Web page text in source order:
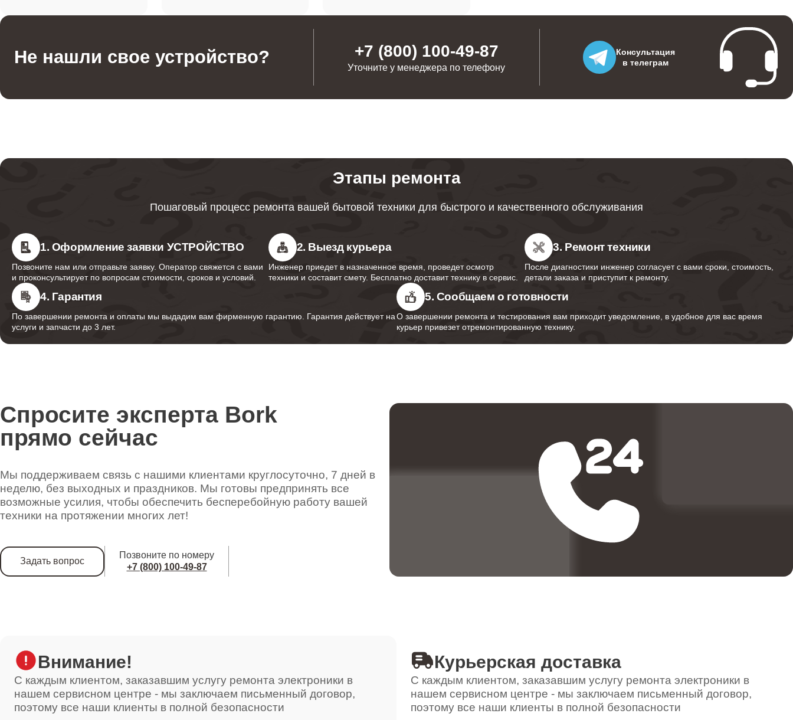
от 60 минут
Ремонт дренажного клапана
от 80 минут
600
Ремонт кофемолки
от 60 минут
500
Ремонт гидросистемы
580
Ремонт ЦЗУ
Декальцинация
Ремонт ТЭНа
от 70 минут
590
Ремонт платы управления
от 120 минут
880
Не нашли свое устройство? +7 (800) 100-49-87
Уточните у менеджера по телефону
Консультация
в телеграм
Этапы ремонта
Пошаговый процесс ремонта вашей бытовой техники для быстрого и качественного обслуживания
1. Оформление заявки УСТРОЙСТВО
Позвоните нам или отправьте заявку. Оператор свяжется с вами
и проконсультирует по вопросам стоимости, сроков и условий.
2. Выезд курьера
Инженер приедет в назначенное время, проведет осмотр
техники и составит смету. Бесплатно доставит технику в сервис.
3. Ремонт техники
После диагностики инженер согласует с вами сроки, стоимость,
детали заказа и приступит к ремонту.
4. Гарантия
По завершении ремонта и оплаты мы выдадим вам фирменную гарантию. Гарантия действует на
услуги и запчасти до 3 лет.
5. Сообщаем о готовности
О завершении ремонта и тестирования вам приходит уведомление, в удобное для вас время
курьер привезет отремонтированную технику.
Спросите эксперта Bork
прямо сейчас
Мы поддерживаем связь с нашими клиентами круглосуточно, 7 дней в
неделю, без выходных и праздников. Мы готовы предпринять все
возможные усилия, чтобы обеспечить бесперебойную работу вашей
техники на протяжении многих лет!
Задать вопрос
Позвоните по номеру
+7 (800) 100-49-87
Внимание!
С каждым клиентом, заказавшим услугу ремонта электроники в
нашем сервисном центре - мы заключаем письменный договор,
поэтому все наши клиенты в полной безопасности
Курьерская доставка
С каждым клиентом, заказавшим услугу ремонта электроники в
нашем сервисном центре - мы заключаем письменный договор,
поэтому все наши клиенты в полной безопасности